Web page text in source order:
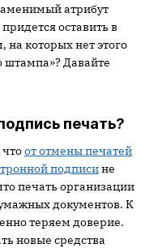
атрибут
оставить в
которых нет этого
штампа»? Давайте
печать?
от отмены печатей
подписине
печать организации
документов. К
теряем доверие.
новые средства